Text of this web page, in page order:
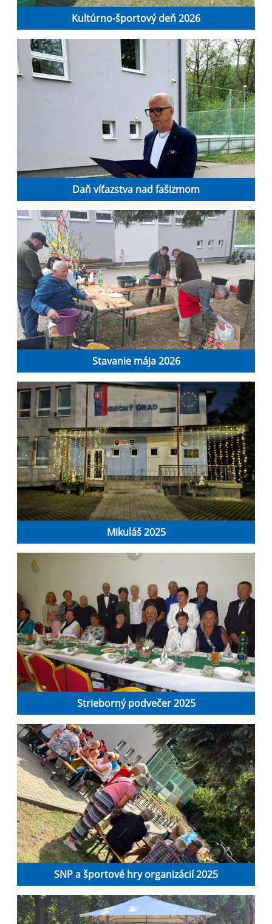
Kultúrno-športový deň 2026
Daň víťazstva nad fašizmom
Stavanie mája 2026
Mikuláš 2025
Strieborný podvečer 2025
SNP a športové hry organizácií 2025